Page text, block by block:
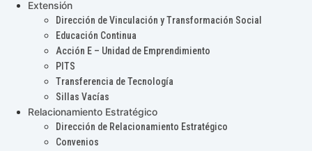
Extensión
Dirección de Vinculación y Transformación Social
Educación Continua
Acción E – Unidad de Emprendimiento
PITS
Transferencia de Tecnología
Sillas Vacías
Relacionamiento Estratégico
Dirección de Relacionamiento Estratégico
Convenios